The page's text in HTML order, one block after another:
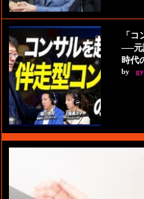
「
──元
時代
by